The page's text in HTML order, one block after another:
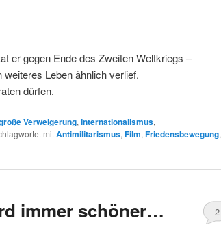
er gegen Ende des Zweiten Weltkriegs –
weiteres Leben ähnlich verlief.
dürfen.
Verweigerung, Internationalismus,
mitAntimilitarismus, Film, Friedensbewegung,
immer schöner… 2